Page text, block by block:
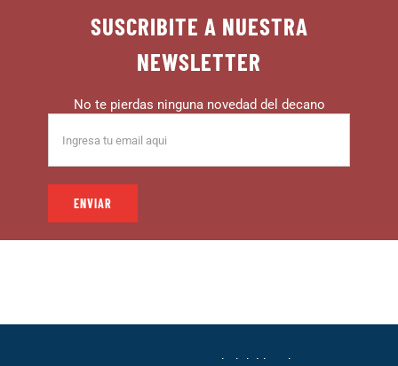
SUSCRIBITE A NUESTRA
NEWSLETTER
No te pierdas ninguna novedad del decano